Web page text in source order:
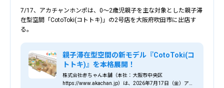
7/17、アカチャンホンポは、0～2歳児親子を主な対象とした親子滞
在型空間「CotoToki(コトトキ)」の2号店を大阪府吹田市に出店す
る。
親子滞在型空間の新モデル『CotoToki(コ
トトキ)』を本格展開！
株式会社赤ちゃん本舗（本社：大阪市中央区
https://www.akachan.jp）は、2026年7月17日（金）アカ